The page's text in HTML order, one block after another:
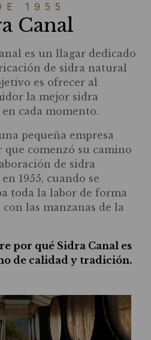
1955
Canal
es un llagar dedicado
de sidra natural
es ofrecer al
la mejor sidra
cada momento.
pequeña empresa
comenzó su camino
de sidra
1955, cuando se
toda la labor de forma
las manzanas de la
por qué Sidra Canal es
de calidad y tradición.